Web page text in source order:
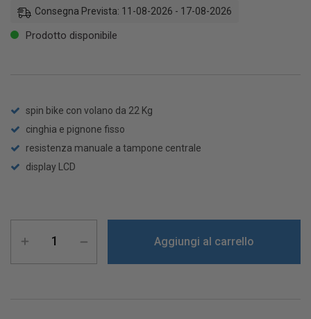
Consegna Prevista: 11-08-2026 - 17-08-2026
Prodotto disponibile
spin bike con volano da 22 Kg
cinghia e pignone fisso
resistenza manuale a tampone centrale
display LCD
Aggiungi al carrello